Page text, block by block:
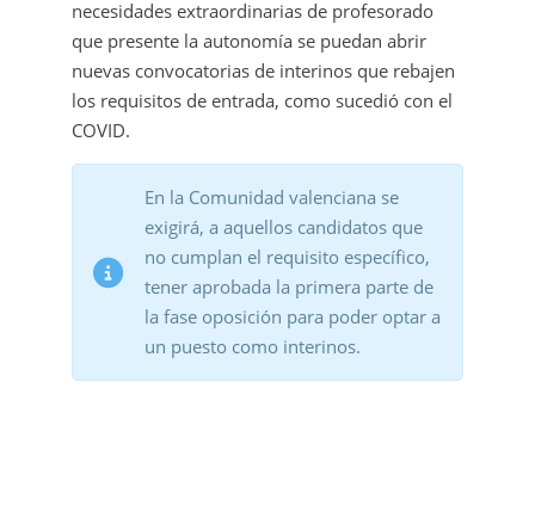
necesidades extraordinarias de profesorado
que presente la autonomía se puedan abrir
nuevas convocatorias de interinos que rebajen
los requisitos de entrada, como sucedió con el
COVID.
En la Comunidad valenciana se
exigirá, a aquellos candidatos que
no cumplan el requisito específico,
tener aprobada la primera parte de
la fase oposición para poder optar a
un puesto como interinos.